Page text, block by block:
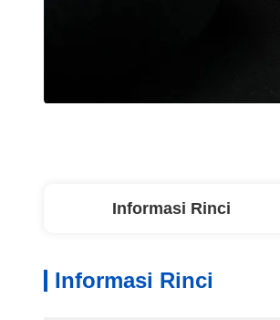
Informasi Rinci
Informasi Rinci